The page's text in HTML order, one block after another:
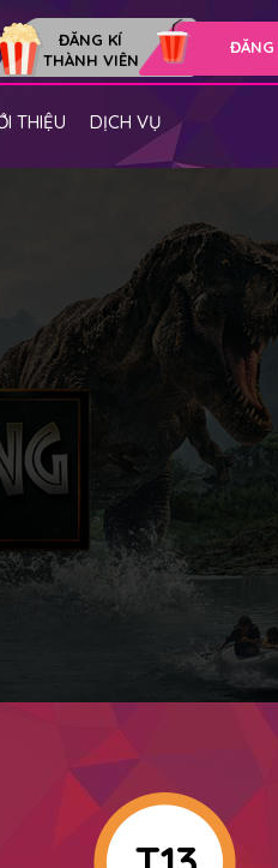
ĐĂNG
ĐĂNG KÍ
THÀNH VIÊN
THIỆU DỊCH VỤ